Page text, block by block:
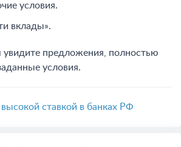
условия.
вклады».
увидите предложения, полностью
условия.
ставкой в банках РФ